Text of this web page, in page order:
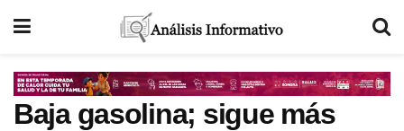
Baja gasolina; sigue más